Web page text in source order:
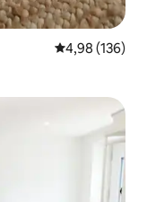
Keskmine
4,98 (136)